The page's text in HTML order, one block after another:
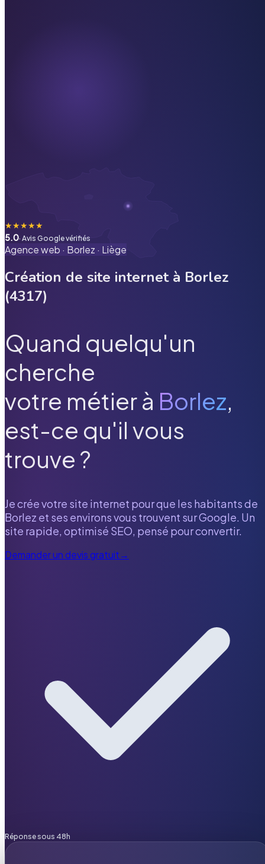
★★★★★
5.0· Avis Google vérifiés
Agence web · Borlez · Liège
Création de site internet à Borlez
(4317)
Quand quelqu'un
cherche
votre métier à Borlez,
est-ce qu'il vous
trouve ?
Je crée votre site internet pour que les habitants de
Borlez et ses environs vous trouvent sur Google. Un
site rapide, optimisé SEO, pensé pour convertir.
Demander un devis gratuit→
Réponse sous 48h